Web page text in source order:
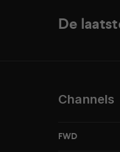
De
Channels
FWD